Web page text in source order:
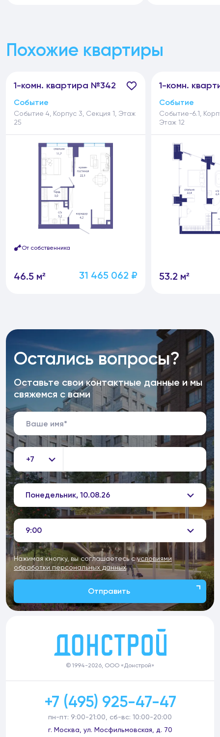
Похожие квартиры
1-комн. квартира №342
Событие
Событие 4, Корпус 3, Секция 1, Этаж
25
От собственника
46.5 м² 31 465 062 ₽
1-комн.
Событие
Событие-6.1,
Этаж 12
53.2 м²
Остались вопросы?
Оставьте свои контактные данные и мы
свяжемся с вами
+7
Понедельник, 10.08.26
9:00
Нажимая кнопку, вы соглашаетесь сусловиями
обработки персональных данных
Отправить
© 1994-2026, ООО «Донстрой»
+7 (495) 925-47-47
пн-пт: 9:00-21:00, сб-вс: 10:00-20:00
г. Москва, ул. Мосфильмовская, д. 70